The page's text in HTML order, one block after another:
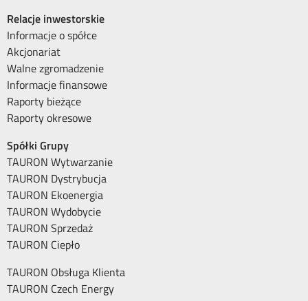
Relacje inwestorskie
Informacje o spółce
Akcjonariat
Walne zgromadzenie
Informacje finansowe
Raporty bieżące
Raporty okresowe
Spółki Grupy
TAURON Wytwarzanie
TAURON Dystrybucja
TAURON Ekoenergia
TAURON Wydobycie
TAURON Sprzedaż
TAURON Ciepło
TAURON Obsługa Klienta
TAURON Czech Energy